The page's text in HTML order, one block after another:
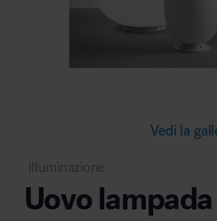
Area lounge e attesa
Vedi la
illuminazione
Uovo